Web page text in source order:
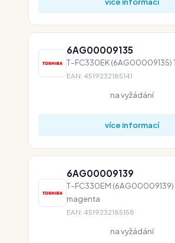
6AG00009135
T-FC330EK (6AG00009135)
EAN: 4519232185141
na vyžádání
více informací
6AG00009139
T-FC330EM (6AG00009139)
magenta
EAN: 4519232185158
na vyžádání